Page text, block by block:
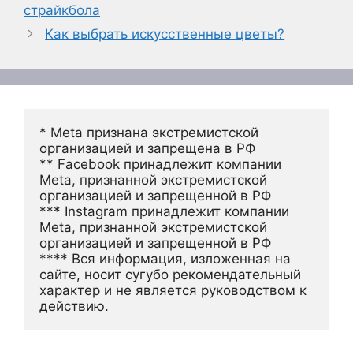
страйкбола
Как выбрать искусственные цветы?
* Meta признана экстремистской
организацией и запрещена в РФ
** Facebook принадлежит компании
Meta, признанной экстремистской
организацией и запрещенной в РФ
*** Instagram принадлежит компании
Meta, признанной экстремистской
организацией и запрещенной в РФ
**** Вся информация, изложенная на
сайте, носит сугубо рекомендательный
характер и не является руководством к
действию.